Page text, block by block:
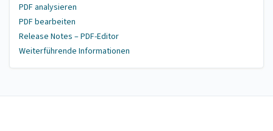
PDF analysieren
PDF bearbeiten
Release Notes – PDF-Editor
Weiterführende Informationen